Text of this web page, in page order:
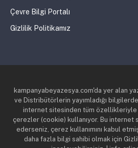
Çevre Bilgi Portalı
Gizlilik Politikamız
kampanyabeyazesya.com'da yer alan
ve Distribütörlerin yayımladığı
internet sitesinden tüm özellikleriyle
çerezler (cookie) kullanıyor. Bu internet
ederseniz, çerez kullanımını kabul
daha fazla bilgi sahibi olmak için